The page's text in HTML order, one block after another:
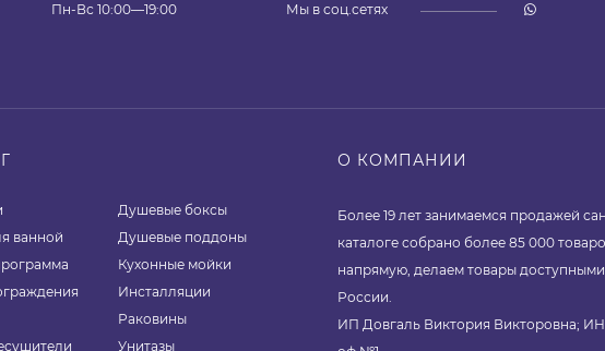
Пн-Вс 10:00—19:00 Мы в соц.сетях
ванной
Душевые боксы
Душевые поддоны
Кухонные мойки
Инсталляции
Раковины
Унитазы
О КОМПАНИИ
Более 19 лет занимаемся продажей
каталоге собрано более 85 000
напрямую, делаем товары
России.
ИП Довгаль Виктория Викторовна;